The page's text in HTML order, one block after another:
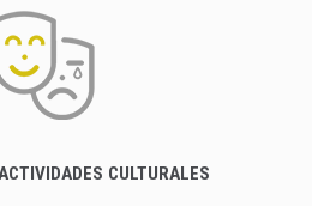
CULTURALES